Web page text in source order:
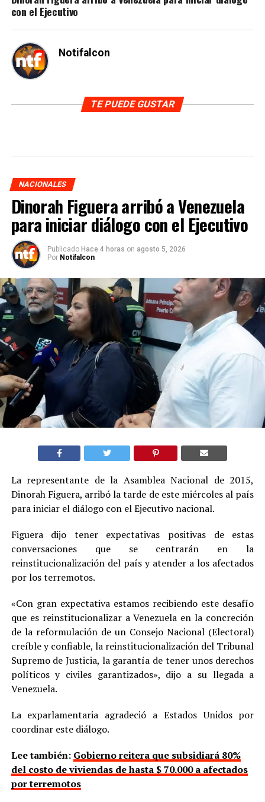
con el Ejecutivo
Notifalcon
TE PUEDE GUSTAR
NACIONALES
Dinorah Figuera arribó a Venezuela
para iniciar diálogo con el Ejecutivo
Publicado Hace 4 horas on agosto 5, 2026
Por Notifalcon
La representante de la Asamblea Nacional de 2015,
Dinorah Figuera, arribó la tarde de este miércoles al país
para iniciar el diálogo con el Ejecutivo nacional.
Figuera dijo tener expectativas positivas de estas
conversaciones que se centrarán en la
reinstitucionalización del país y atender a los afectados
por los terremotos.
«Con gran expectativa estamos recibiendo este desafío
que es reinstitucionalizar a Venezuela en la concreción
de la reformulación de un Consejo Nacional (Electoral)
creíble y confiable, la reinstitucionalización del Tribunal
Supremo de Justicia, la garantía de tener unos derechos
políticos y civiles garantizados», dijo a su llegada a
Venezuela.
La exparlamentaria agradeció a Estados Unidos por
coordinar este diálogo.
Lee también: Gobierno reitera que subsidiará 80%
del costo de viviendas de hasta $ 70.000 a afectados
por terremotos